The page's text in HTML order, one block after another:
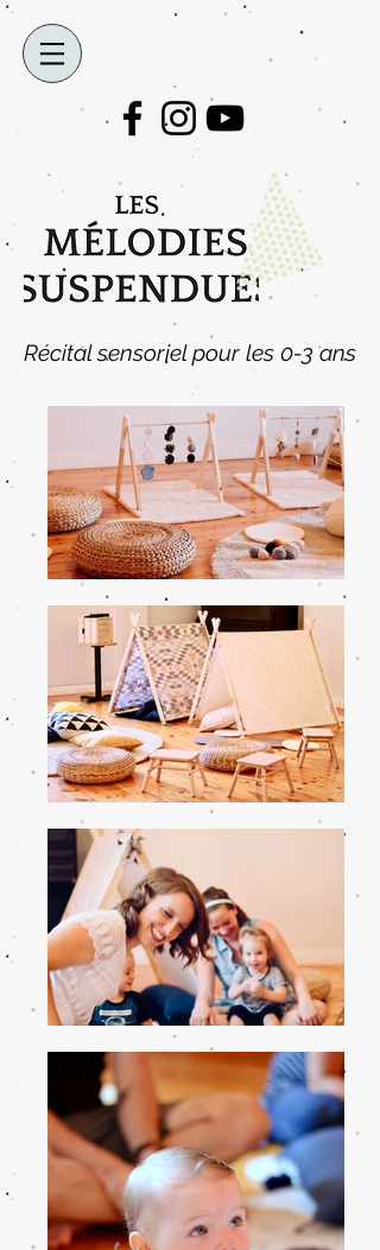
Récital sensoriel pour les 0-3 ans